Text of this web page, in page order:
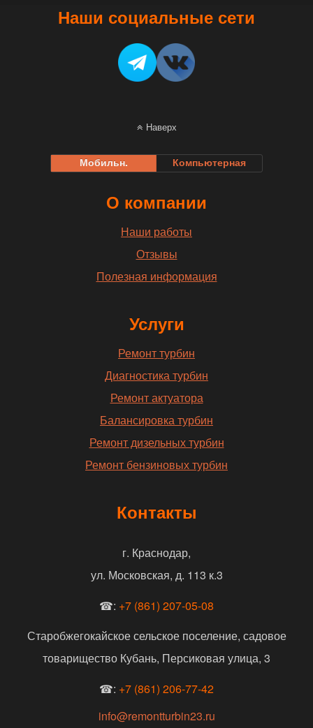
Наши социальные сети
Наверх
Мобильн. Компьютерная
О компании
Наши работы
Отзывы
Полезная информация
Услуги
Ремонт турбин
Диагностика турбин
Ремонт актуатора
Балансировка турбин
Ремонт дизельных турбин
Ремонт бензиновых турбин
Контакты
г. Краснодар,
ул. Московская, д. 113 к.3
☎: +7 (861) 207-05-08
Старобжегокайское сельское поселение, садовое
товарищество Кубань, Персиковая улица, 3
☎: +7 (861) 206-77-42
info@remontturbin23.ru